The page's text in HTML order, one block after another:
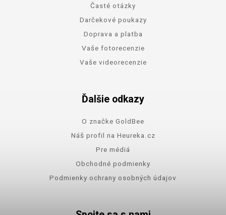
Časté otázky
Darčekové poukazy
Doprava a platba
Vaše fotorecenzie
Vaše videorecenzie
Ďalšie odkazy
O značke GoldBee
Náš profil na Heureka.cz
Pre médiá
Obchodné podmienky
Podmienky ochrany osobných údajov